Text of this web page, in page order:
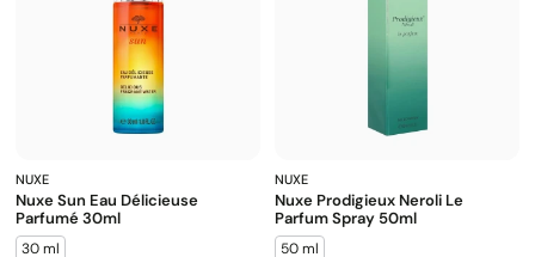
NUXE
Nuxe Sun Eau Délicieuse
Parfumé 30ml
30 ml
NUXE
Nuxe Prodigieux Neroli Le
Parfum Spray 50ml
50 ml